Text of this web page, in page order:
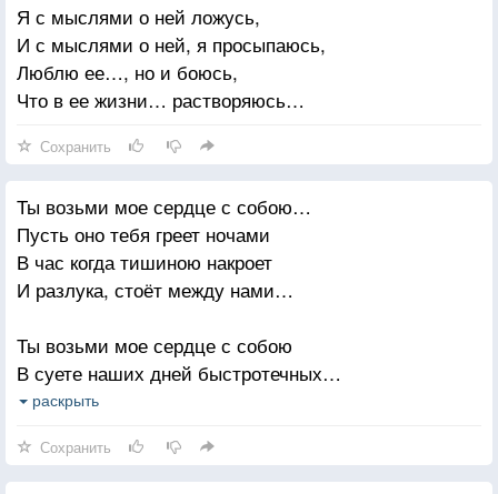
Я с мыслями о ней ложусь,
И с мыслями о ней, я просыпаюсь,
Люблю ее…, но и боюсь,
Что в ее жизни… растворяюсь…
Сохранить
Ты возьми мое сердце с собою…
Пусть оно тебя греет ночами
В час когда тишиною накроет
И разлука, стоёт между нами…
Ты возьми мое сердце с собою
В суете наших дней быстротечных…
Пусть оно тебе будет опорой
раскрыть
Сохранить